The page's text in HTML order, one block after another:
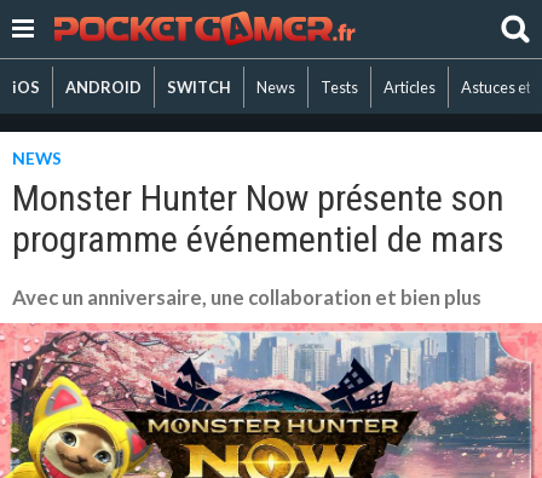
iOS ANDROID SWITCH News Tests Articles Astuces et
NEWS
Monster Hunter Now présente son
programme événementiel de mars
Avec un anniversaire, une collaboration et bien plus